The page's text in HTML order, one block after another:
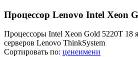
Процессор Lenovo Intel Xeon
Процессоры Intel Xeon Gold 5220T 18
серверов Lenovo ThinkSystem
Сортировать по: ценеимени